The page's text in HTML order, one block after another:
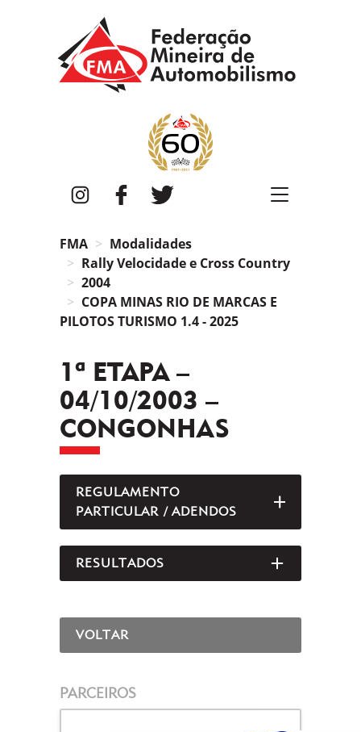
InstagramFacebook
FMA
Modalidades
Rally Velocidade e Cross Country
2004
COPA MINAS RIO DE MARCAS E
PILOTOS TURISMO 1.4 - 2025
1ª ETAPA –
04/10/2003 –
CONGONHAS
REGULAMENTO
PARTICULAR / ADENDOS
RESULTADOS
VOLTAR
PARCEIROS